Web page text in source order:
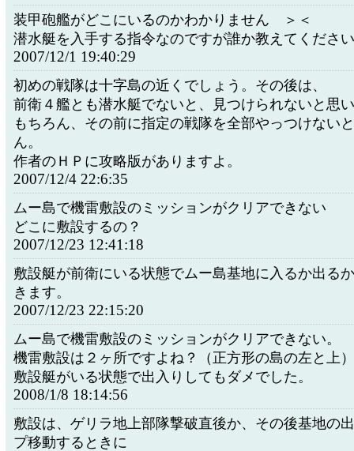
装甲砲艦がどこにいるのかわかりません ＞＜
潜水艇を入手する指令なのですが誰か教えてくださ
2007/12/1 19:40:29
初めの戦隊は十字島の近くでしょう。その後は、
前衛４艦とも潜水艇でないと、見つけられないと思
もちろん、その前に指定の戦隊を全部やっつけない
ん。
作者のＨＰに攻略版がありますよ。
2007/12/4 22:6:35
ムー島で機雷敷設のミッションがクリアできない
どこに敷設するの？
2007/12/23 12:41:18
敷設艇が前衛にいる状態でムー島基地に入るか出る
きます。
2007/12/23 22:15:20
ムー島で機雷敷設のミッションがクリアできない。
機雷敷設は２ヶ所ですよね？（正方形の島の左と上）
敷設艇がいる状態で出入りしてもダメでした。
2008/1/8 18:14:56
敷設は、ゲリラ地上部隊撃破直後か、その後基地の
プ移動するときに